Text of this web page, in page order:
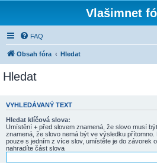
Vlašimnet
FAQ
Obsah fóra Hledat
Hledat
VYHLEDÁVANÝ TEXT
Hledat klíčová slova:
Umístění + před slovem znamená, že slovo musí
znamená, že slovo nemá být ve výsledku
pouze s jedním z více slov, umístěte je do závorek
nahradíte část slova